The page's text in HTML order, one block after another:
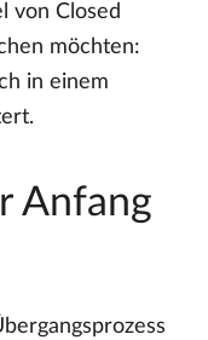
von Closed
möchten:
in einem
Anfang